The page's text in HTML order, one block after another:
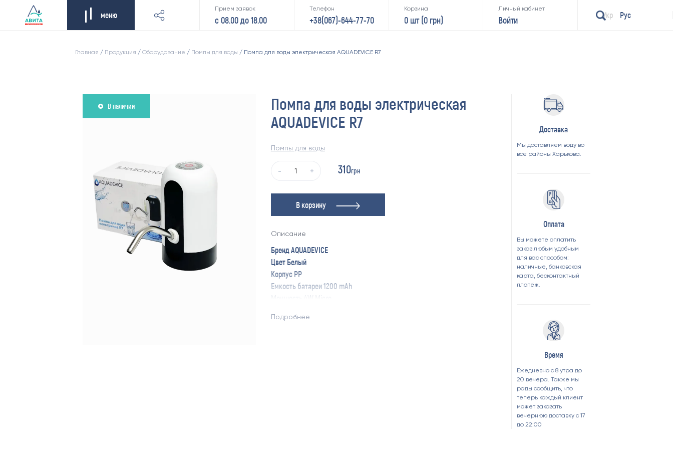
меню
Прием заявок
с 08.00 до 18.00
Телефон
+38(067)-644-77-70
Корзина
0 шт (0 грн)
Личный кабинет
Войти Укр Рус
Главная / Продукция / Оборудование / Помпы для воды / Помпа для воды электрическая AQUADEVICE R7
В наличии
Помпа для воды электрическая
AQUADEVICE R7
Помпы для воды
- + 310грн
В корзину
Описание
Бренд AQUADEVICE
Цвет Белый
Корпус PP
Емкость батареи 1200 mAh
Дисплей Нет
Подробнее
Доставка
Мы доставляем воду во
все районы Харькова.
Оплата
Вы можете оплатить
заказ любым удобным
для вас способом:
наличные, банковская
карта, бесконтактный
платёж.
Время
Ежедневно с 8 утра до
20 вечера. Также мы
рады сообщить, что
теперь каждый клиент
может заказать
вечернюю доставку с 17
до 22:00